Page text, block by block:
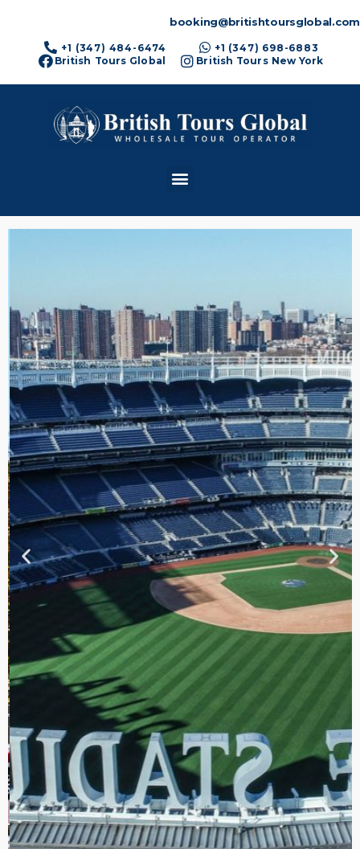
booking@britishtoursglobal.com
+1 (347) 484-6474
+1 (347) 698-6883
British Tours Global
British Tours New York
TOUR DE
CONTRASTES